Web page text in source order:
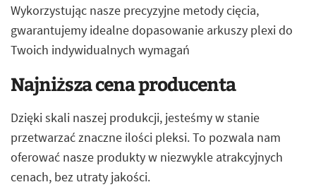
Wykorzystując nasze precyzyjne metody cięcia,
gwarantujemy idealne dopasowanie arkuszy plexi do
Twoich indywidualnych wymagań
Najniższa cena producenta
Dzięki skali naszej produkcji, jesteśmy w stanie
przetwarzać znaczne ilości pleksi. To pozwala nam
oferować nasze produkty w niezwykle atrakcyjnych
cenach, bez utraty jakości.